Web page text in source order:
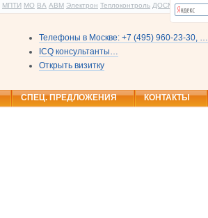
МПТИ МО ВА АВМ Электрон Теплоконтроль ДОСМ
Телефоны в Москве: +7 (495) 960-23-30, …
ICQ консультанты…
Открыть визитку
СПЕЦ. ПРЕДЛОЖЕНИЯ КОНТАКТЫ